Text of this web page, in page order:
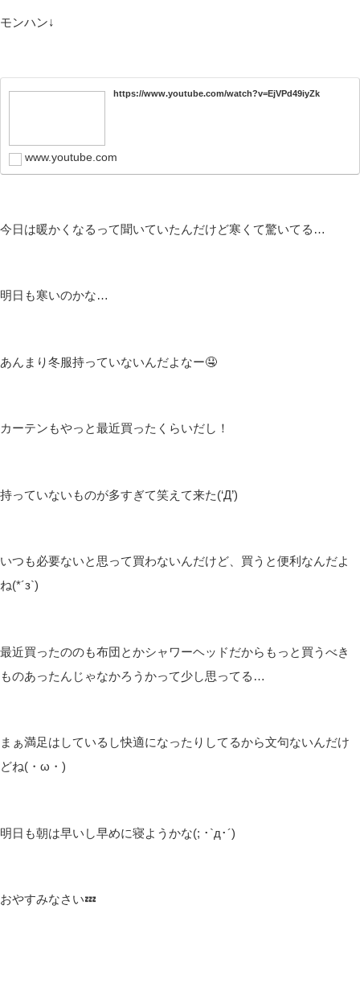
モンハン↓
https://www.youtube.com/watch?v=EjVPd49iyZk
www.youtube.com
今日は暖かくなるって聞いていたんだけど寒くて驚いてる…
明日も寒いのかな…
あんまり冬服持っていないんだよなー🤤
カーテンもやっと最近買ったくらいだし！
持っていないものが多すぎて笑えて来た(‘Д’)
いつも必要ないと思って買わないんだけど、買うと便利なんだよ
ね(*´з`)
最近買ったののも布団とかシャワーヘッドだからもっと買うべき
ものあったんじゃなかろうかって少し思ってる…
まぁ満足はしているし快適になったりしてるから文句ないんだけ
どね(・ω・)
明日も朝は早いし早めに寝ようかな(; ･`д･´)
おやすみなさい💤